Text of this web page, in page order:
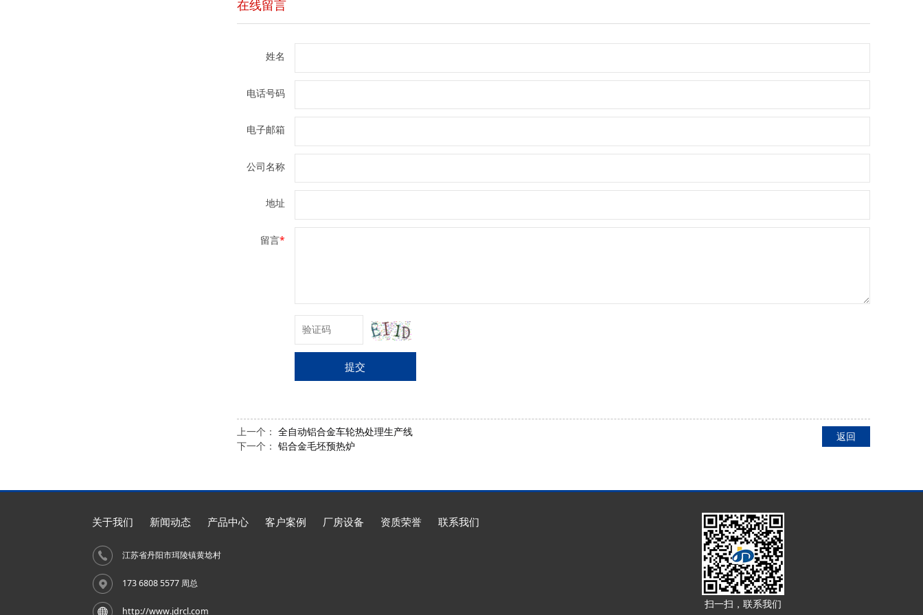
在线留言
姓名
电话号码
电子邮箱
公司名称
地址
留言*
提交
上一个：全自动铝合金车轮热处理生产线
下一个：铝合金毛坯预热炉
返回
关于我们 新闻动态 产品中心 客户案例 厂房设备 资质荣誉 联系我们
江苏省丹阳市珥陵镇黄埝村
173 6808 5577 周总
http://www.jdrcl.com
扫一扫，联系我们